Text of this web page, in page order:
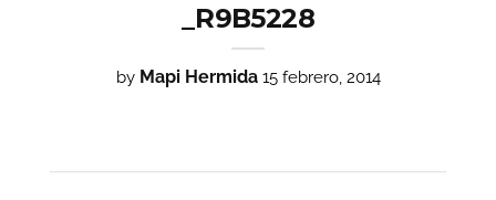
_R9B5228
by Mapi Hermida 15 febrero, 2014